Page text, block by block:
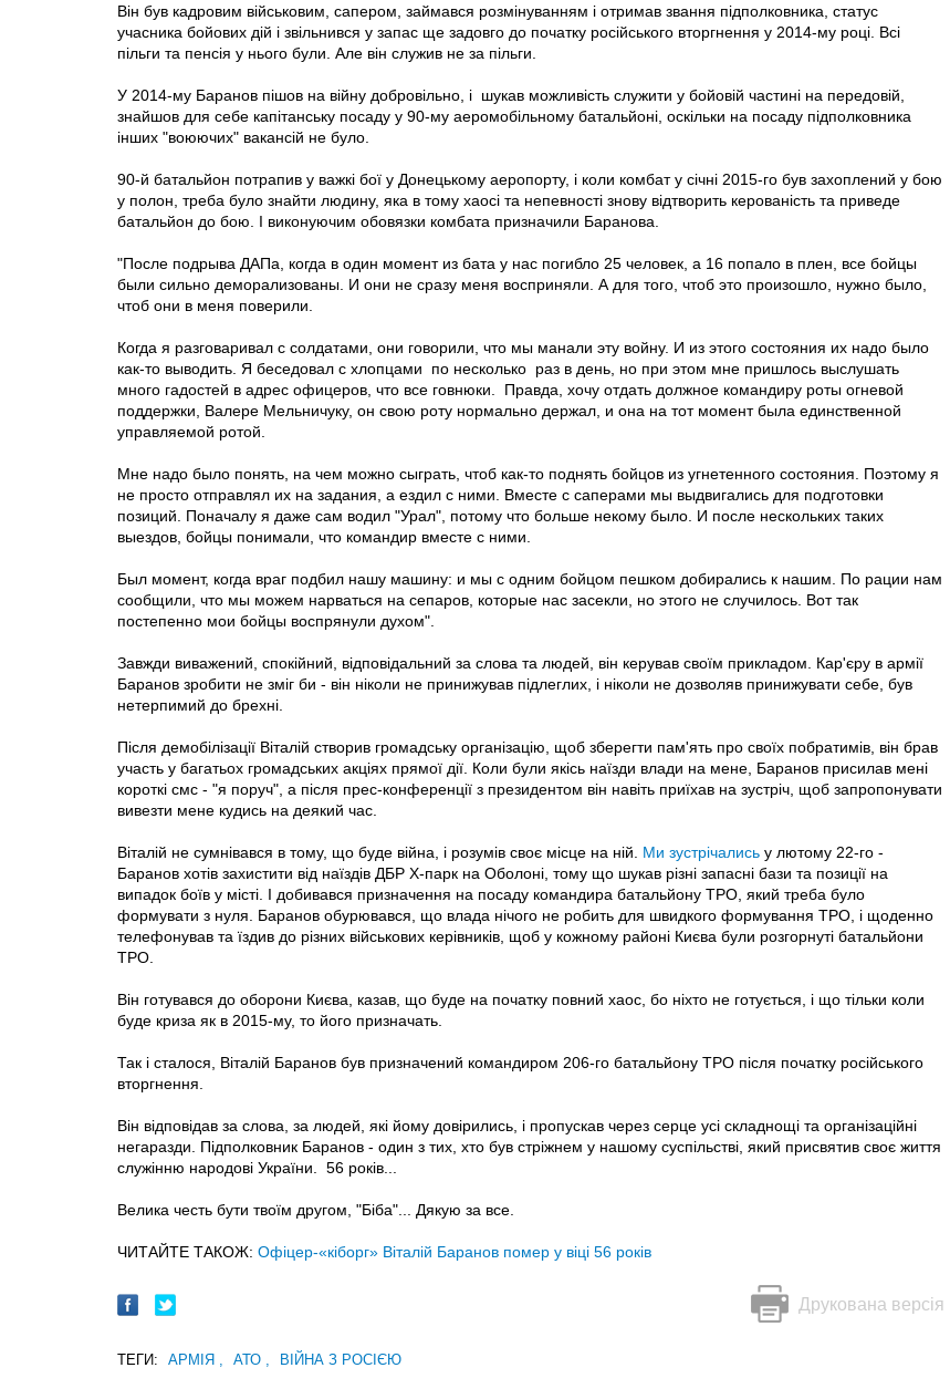
Він був кадровим військовим, сапером, займався розмінуванням і отримав звання підполковника, статус
учасника бойових дій і звільнився у запас ще задовго до початку російського вторгнення у 2014-му році. Всі
пільги та пенсія у нього були. Але він служив не за пільги.
У 2014-му Баранов пішов на війну добровільно, і шукав можливість служити у бойовій частині на передовій,
знайшов для себе капітанську посаду у 90-му аеромобільному батальйоні, оскільки на посаду підполковника
інших "воюючих" вакансій не було.
90-й батальйон потрапив у важкі бої у Донецькому аеропорту, і коли комбат у січні 2015-го був захоплений у бою
у полон, треба було знайти людину, яка в тому хаосі та непевності знову відтворить керованість та приведе
батальйон до бою. І виконуючим обовязки комбата призначили Баранова.
"После подрыва ДАПа, когда в один момент из бата у нас погибло 25 человек, а 16 попало в плен, все бойцы
были сильно деморализованы. И они не сразу меня восприняли. А для того, чтоб это произошло, нужно было,
чтоб они в меня поверили.
Когда я разговаривал с солдатами, они говорили, что мы манали эту войну. И из этого состояния их надо было
как-то выводить. Я беседовал с хлопцами по несколько раз в день, но при этом мне пришлось выслушать
много гадостей в адрес офицеров, что все говнюки. Правда, хочу отдать должное командиру роты огневой
поддержки, Валере Мельничуку, он свою роту нормально держал, и она на тот момент была единственной
управляемой ротой.
Мне надо было понять, на чем можно сыграть, чтоб как-то поднять бойцов из угнетенного состояния. Поэтому я
не просто отправлял их на задания, а ездил с ними. Вместе с саперами мы выдвигались для подготовки
позиций. Поначалу я даже сам водил "Урал", потому что больше некому было. И после нескольких таких
выездов, бойцы понимали, что командир вместе с ними.
Был момент, когда враг подбил нашу машину: и мы с одним бойцом пешком добирались к нашим. По рации нам
сообщили, что мы можем нарваться на сепаров, которые нас засекли, но этого не случилось. Вот так
постепенно мои бойцы воспрянули духом".
Завжди виважений, спокійний, відповідальний за слова та людей, він керував своїм прикладом. Кар'єру в армії
Баранов зробити не зміг би - він ніколи не принижував підлеглих, і ніколи не дозволяв принижувати себе, був
нетерпимий до брехні.
Після демобілізації Віталій створив громадську організацію, щоб зберегти пам'ять про своїх побратимів, він брав
участь у багатьох громадських акціях прямої дії. Коли були якісь наїзди влади на мене, Баранов присилав мені
короткі смс - "я поруч", а після прес-конференції з президентом він навіть приїхав на зустріч, щоб запропонувати
вивезти мене кудись на деякий час.
Віталій не сумнівався в тому, що буде війна, і розумів своє місце на ній. Ми зустрічались у лютому 22-го -
Баранов хотів захистити від наїздів ДБР Х-парк на Оболоні, тому що шукав різні запасні бази та позиції на
випадок боїв у місті. І добивався призначення на посаду командира батальйону ТРО, який треба було
формувати з нуля. Баранов обурювався, що влада нічого не робить для швидкого формування ТРО, і щоденно
телефонував та їздив до різних військових керівників, щоб у кожному районі Києва були розгорнуті батальйони
ТРО.
Він готувався до оборони Києва, казав, що буде на початку повний хаос, бо ніхто не готується, і що тільки коли
буде криза як в 2015-му, то його призначать.
Так і сталося, Віталій Баранов був призначений командиром 206-го батальйону ТРО після початку російського
вторгнення.
Він відповідав за слова, за людей, які йому довірились, і пропускав через серце усі складнощі та організаційні
негаразди. Підполковник Баранов - один з тих, хто був стріжнем у нашому суспільстві, який присвятив своє життя
служінню народові України. 56 років...
Велика честь бути твоїм другом, "Біба"... Дякую за все.
ЧИТАЙТЕ ТАКОЖ: Офіцер-«кіборг» Віталій Баранов помер у віці 56 років
Друкована версія
ТЕГИ: АРМІЯ АТО ВІЙНА З РОСІЄЮ